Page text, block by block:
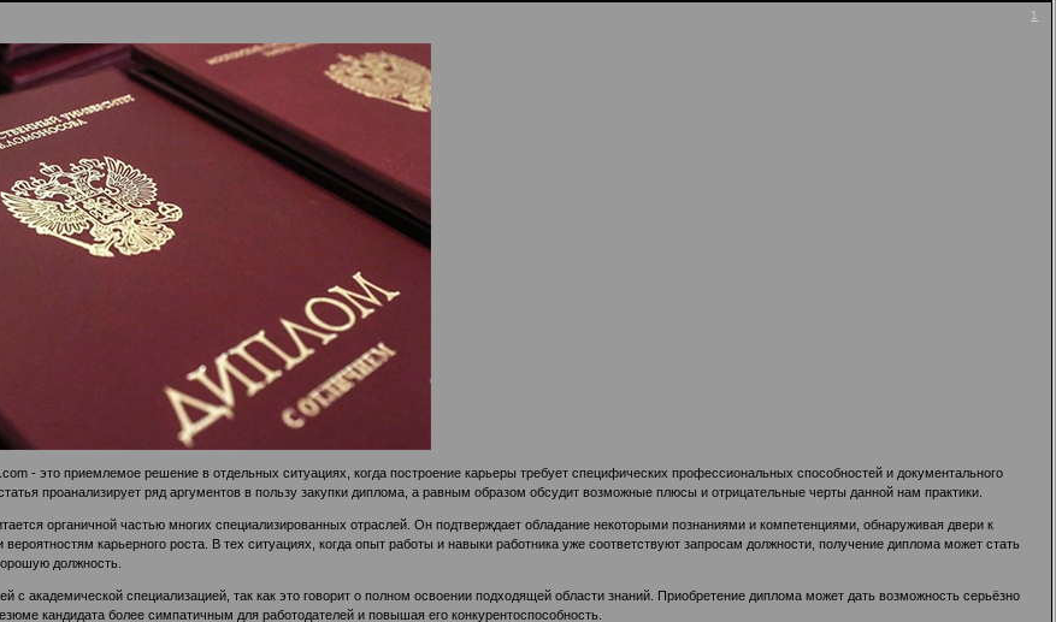
1
- это приемлемое решение в отдельных ситуациях, когда построение карьеры требует специфических профессиональных способностей и документального
проанализирует ряд аргументов в пользу закупки диплома, а равным образом обсудит возможные плюсы и отрицательные черты данной нам практики.
органичной частью многих специализированных отраслей. Он подтверждает обладание некоторыми познаниями и компетенциями, обнаруживая двери к
карьерного роста. В тех ситуациях, когда опыт работы и навыки работника уже соответствуют запросам должности, получение диплома может стать
должность.
с академической специализацией, так как это говорит о полном освоении подходящей области знаний. Приобретение диплома может дать возможность серьёзно
кандидата более симпатичным для работодателей и повышая его конкурентоспособность.